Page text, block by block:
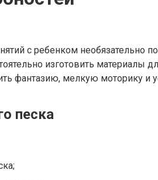
с ребенком необязательно
изготовить материалы
фантазию, мелкую моторику и
песка